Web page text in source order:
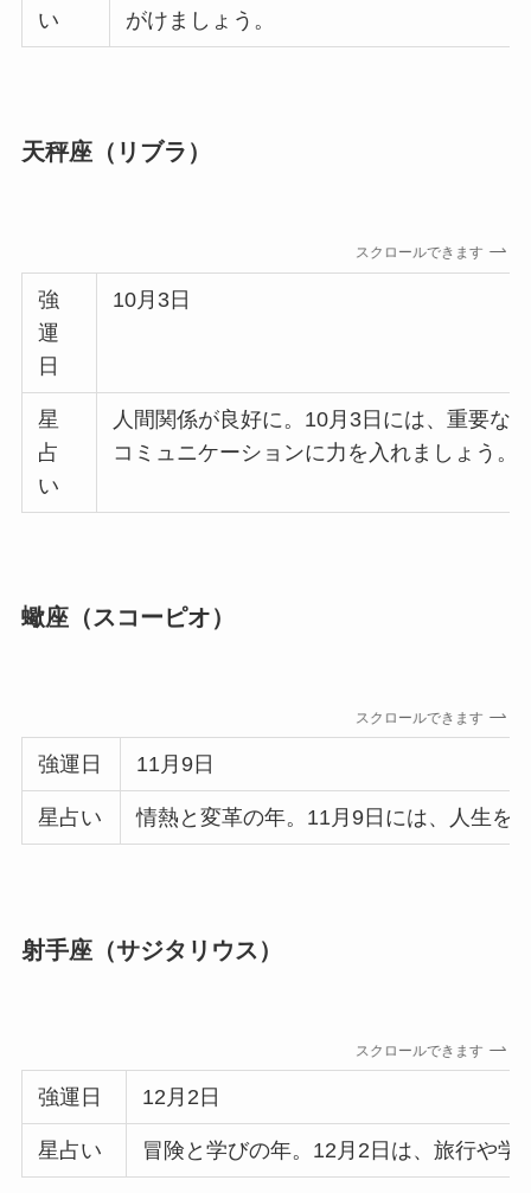
い
がけましょう。
天秤座（リブラ）
スクロールできます
強
運
日
10月3日
星
占
い
人間関係が良好に。10月3日には、重要な
コミュニケーションに力を入れましょう。
蠍座（スコーピオ）
スクロールできます
強運日 11月9日
星占い 情熱と変革の年。11月9日には、人生を
射手座（サジタリウス）
スクロールできます
強運日 12月2日
星占い 冒険と学びの年。12月2日は、旅行や